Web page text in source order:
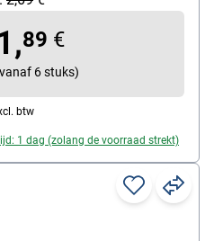
89 €
6 stuks)
btw
1 dag (zolang de voorraad strekt)